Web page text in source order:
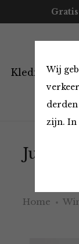
Wij
zijn. In
Kleding
Jurken
Home